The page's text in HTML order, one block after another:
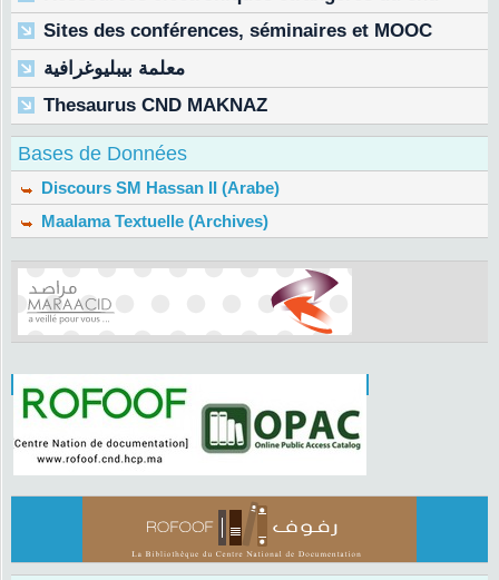
Sites des conférences, séminaires et MOOC
معلمة بيبليوغرافية
Thesaurus CND MAKNAZ
Bases de Données
Discours SM Hassan II (Arabe)
Maalama Textuelle (Archives)